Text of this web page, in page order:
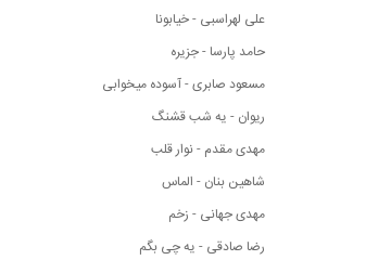
علی لهراسبی - خیابونا
حامد پارسا - جزیره
مسعود صابری - آسوده میخوابی
ریوان - یه شب قشنگ
مهدی مقدم - نوار قلب
شاهین بنان - الماس
مهدی جهانی - زخم
رضا صادقی - یه چی بگم